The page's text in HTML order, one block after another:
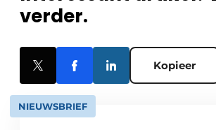
verder.
Kopieer
NIEUWSBRIEF